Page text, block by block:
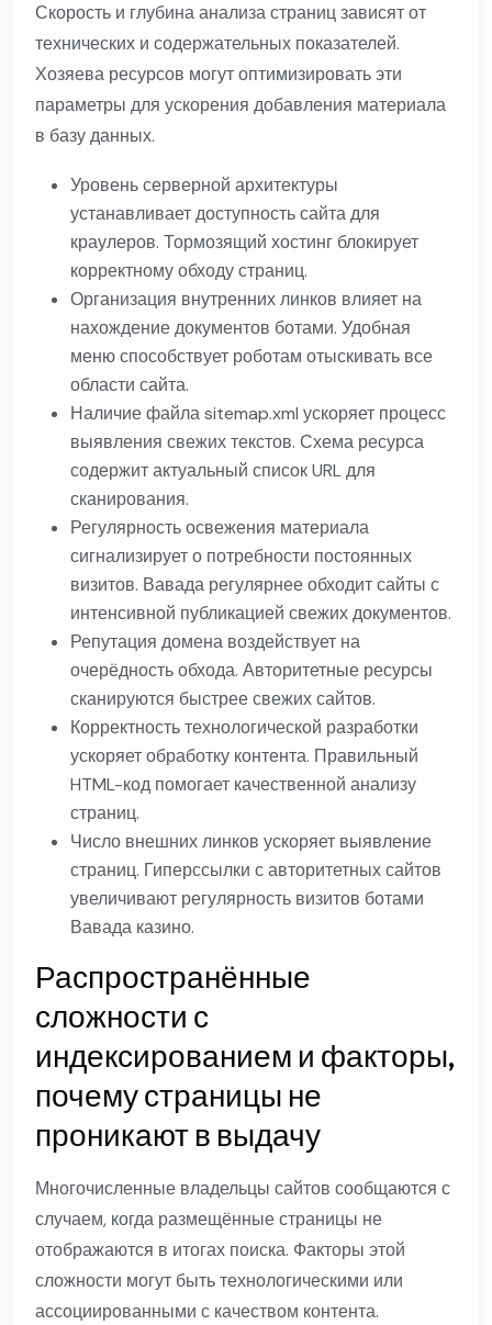
Скорость и глубина анализа страниц зависят от
технических и содержательных показателей.
Хозяева ресурсов могут оптимизировать эти
параметры для ускорения добавления материала
в базу данных.
Уровень серверной архитектуры
устанавливает доступность сайта для
краулеров. Тормозящий хостинг блокирует
корректному обходу страниц.
Организация внутренних линков влияет на
нахождение документов ботами. Удобная
меню способствует роботам отыскивать все
области сайта.
Наличие файла sitemap.xml ускоряет процесс
выявления свежих текстов. Схема ресурса
содержит актуальный список URL для
сканирования.
Регулярность освежения материала
сигнализирует о потребности постоянных
визитов. Вавада регулярнее обходит сайты с
интенсивной публикацией свежих документов.
Репутация домена воздействует на
очерёдность обхода. Авторитетные ресурсы
сканируются быстрее свежих сайтов.
Корректность технологической разработки
ускоряет обработку контента. Правильный
HTML-код помогает качественной анализу
страниц.
Число внешних линков ускоряет выявление
страниц. Гиперссылки с авторитетных сайтов
увеличивают регулярность визитов ботами
Вавада казино.
Распространённые
сложности с
индексированием и факторы,
почему страницы не
проникают в выдачу
Многочисленные владельцы сайтов сообщаются с
случаем, когда размещённые страницы не
отображаются в итогах поиска. Факторы этой
сложности могут быть технологическими или
ассоциированными с качеством контента.